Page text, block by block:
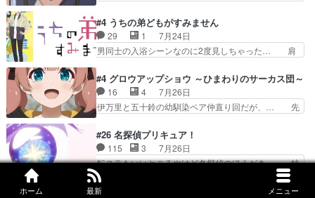
ホーム 最新 メニュー
相変わらずで草ルディ君釣り… ルーデウスにシル
フィエットとロキシーとの… 離れ離れになったり
別れがあったり絶望の大…
様とは...本当の愛とは...なんぞ… テンポの良いボ
ケとツッコミで笑わせつつ、… この作品、ストー
リーにも登場人物にも全く… 家で机に向かってる
時の貧乏ゆすりとか、ラ… お姉ちゃんと話せ
に、ララは何を思うのだ… 息をするかのように3
話まで視聴。2026… ララの王子様探しが本格的
に動き出した回。…
#4 うちの弟どもがすみません
29 1
7月24日
男同士の入浴シーンなのに2度見しちゃった… 肩
散歩って逃げるよね！糸と類を助けよう… 類の面
倒見るのが1番大変そう糸は誰とでも… 源くんを
甘えさせるまでの糸と周りの出来事… 源くん、甘
えちゃうぞ宣言。思ったよりラブ… 糸ちゃんのま
目的を忘れてますますヤング… でも央太と親しく
するのは嫌。世話を拒んで… ゴメス（カエル）外
で散歩させてたのか(*…
#4 グロウアップショウ ～ひまわりのサーカス団～
16 4
7月26日
伊万里と五十鈴の幼馴染ペア仲直り回だが、… 先
や、これ素晴らしいコメディアニメだな。… 水着
回なのにビキニじゃない！これは時代背… 今回は
推しの吾野伊万里ちゃん担当回。これ… 伊万里さ
んの手品回であり水着回ね。瑞佳ち… 売り上げが
上がっても借金返済へで何故か海… 父親のスパル
タ教育のせいで瑞佳がヒモカス… 伊万里ちゃんの
#26 名探偵プリキュア！
115 3
7月26日
転スラもいいところやけど名探偵のほうがき… 特
に板野サーカスはプリキュアで見れるとは… あん
なはプリキュア仲間には自分が未来から… の活
#4 鬼の花嫁